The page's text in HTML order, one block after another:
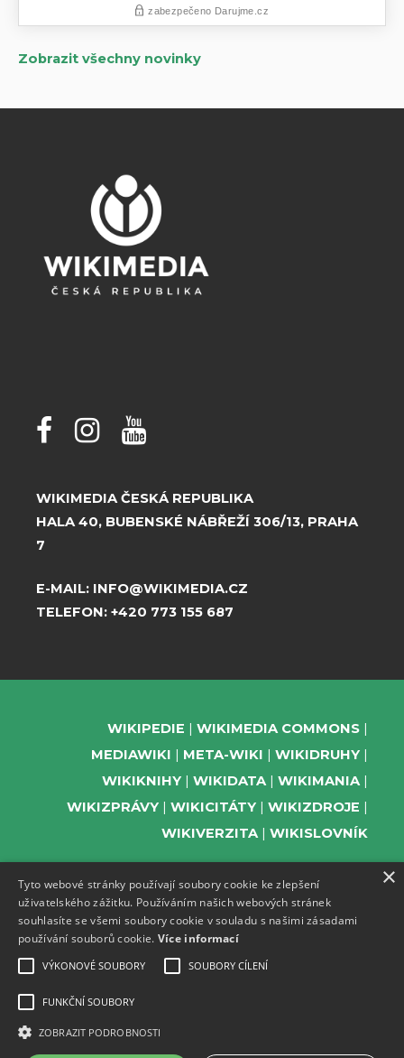
Zobrazit všechny novinky
WIKIMEDIA ČESKÁ REPUBLIKA
HALA 40, BUBENSKÉ NÁBŘEŽÍ 306/13, PRAHA
7
E-MAIL: INFO@WIKIMEDIA.CZ
TELEFON: +420 773 155 687
WIKIPEDIE
WIKIMEDIA COMMONS
MEDIAWIKI
META-WIKI
WIKIDRUHY
WIKIKNIHY
WIKIDATA
WIKIMANIA
WIKIZPRÁVY
WIKICITÁTY
WIKIZDROJE
WIKIVERZITA
WIKISLOVNÍK
PODPOŘTE NÁS
ODEBÍREJTE NEWSLETTER
TELEGRAM UDÁLOSTÍ WMČR
×
Tyto webové stránky používají soubory cookie ke zlepšení
uživatelského zážitku. Používáním našich webových stránek
souhlasíte se všemi soubory cookie v souladu s našimi zásadami
používání souborů cookie. Více informací
VÝKONOVÉ SOUBORY SOUBORY CÍLENÍ
FUNKČNÍ SOUBORY
ZOBRAZIT PODROBNOSTI